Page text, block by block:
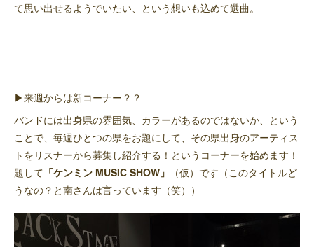
て思い出せるようでいたい、という想いも込めて選曲。
▶︎来週からは新コーナー？？
バンドには出身県の雰囲気、カラーがあるのではないか、という
ことで、毎週ひとつの県をお題にして、その県出身のアーティス
トをリスナーから募集し紹介する！というコーナーを始めます！
題して 「ケンミン MUSIC SHOW」
（仮）です（このタイトルど
うなの？と南さんは言っています（笑））